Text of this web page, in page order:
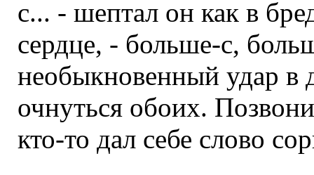
с... - шептал он как в
сердце, - больше-с,
необыкновенный удар в
очнуться обоих.
кто-то дал себе слово